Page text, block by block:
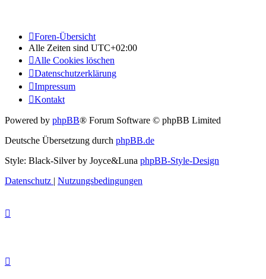
Foren-Übersicht
Alle Zeiten sind UTC+02:00
Alle Cookies löschen
Datenschutzerklärung
Impressum
Kontakt
Powered by phpBB® Forum Software © phpBB Limited
Deutsche Übersetzung durch phpBB.de
Style: Black-Silver by Joyce&Luna phpBB-Style-Design
Datenschutz | Nutzungsbedingungen